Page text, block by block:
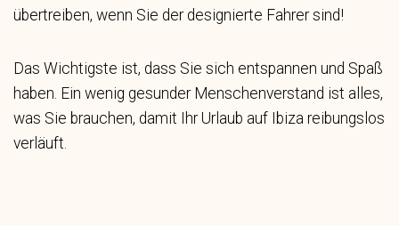
übertreiben, wenn Sie der designierte Fahrer sind!
Das Wichtigste ist, dass Sie sich entspannen und Spaß
haben. Ein wenig gesunder Menschenverstand ist alles,
was Sie brauchen, damit Ihr Urlaub auf Ibiza reibungslos
verläuft.